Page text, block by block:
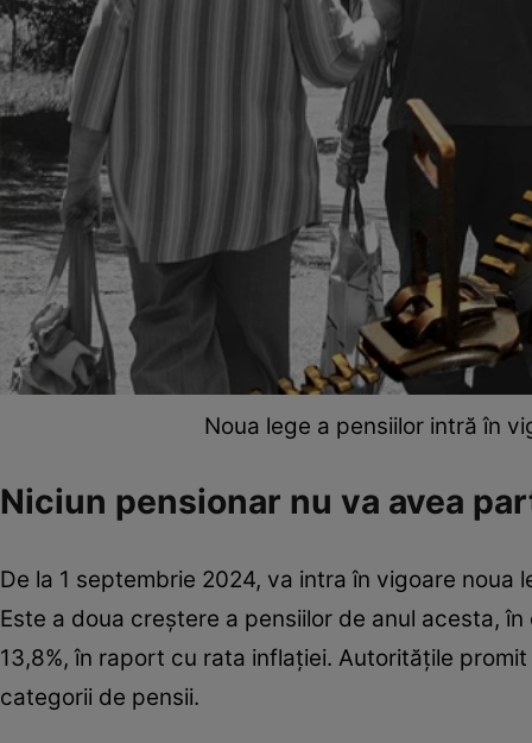
Noua lege a pensiilor intră în
Niciun pensionar nu va avea
De la 1 septembrie 2024, va intra în vigoare
Este a doua creștere a pensiilor de anul acesta,
13,8%, în raport cu rata inflației. Autoritățile
categorii de pensii.